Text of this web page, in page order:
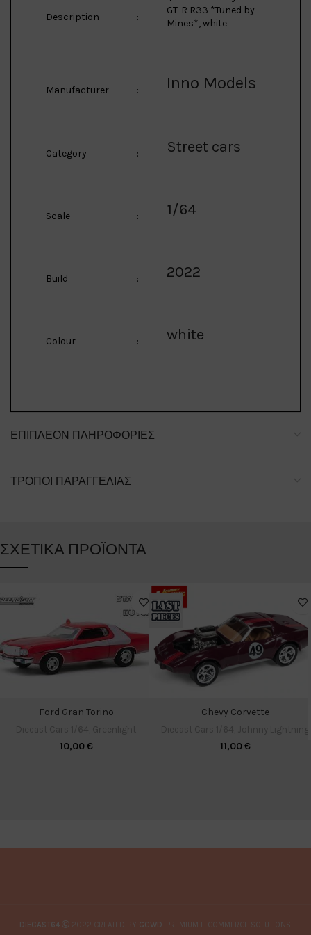
Description :
GT-R R33 *Tuned by
Mines*, white
Manufacturer : Inno Models
Category : Street cars
Scale : 1/64
Build : 2022
Colour : white
ΕΠΙΠΛΈΟΝ ΠΛΗΡΟΦΟΡΊΕΣ
ΤΡΌΠΟΙ ΠΑΡΑΓΓΕΛΊΑΣ
ΣΧΕΤΙΚΆ ΠΡΟΪΌΝΤΑ
Ford Gran Torino
10,00€
Chevy Corvette
11,00€
DIECAST64 2022 CREATED BY GCWD . PREMIUM E-COMMERCE SOLUTIONS.